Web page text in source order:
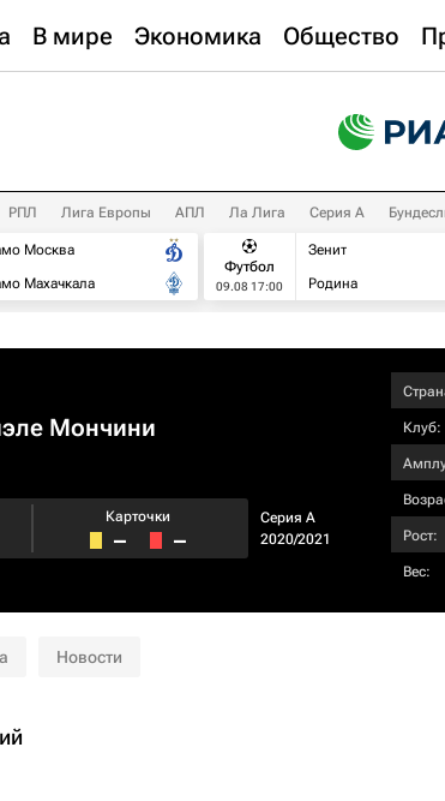
В мире Экономика Общество
РПЛ Лига Европы АПЛ Ла Лига Серия А
Москва
Махачкала
Футбол
09.08 17:00
Зенит
Родина
Мончини
Серия А
2020/2021
Карточки
– –
Клуб:
Рост:
Вес:
Новости